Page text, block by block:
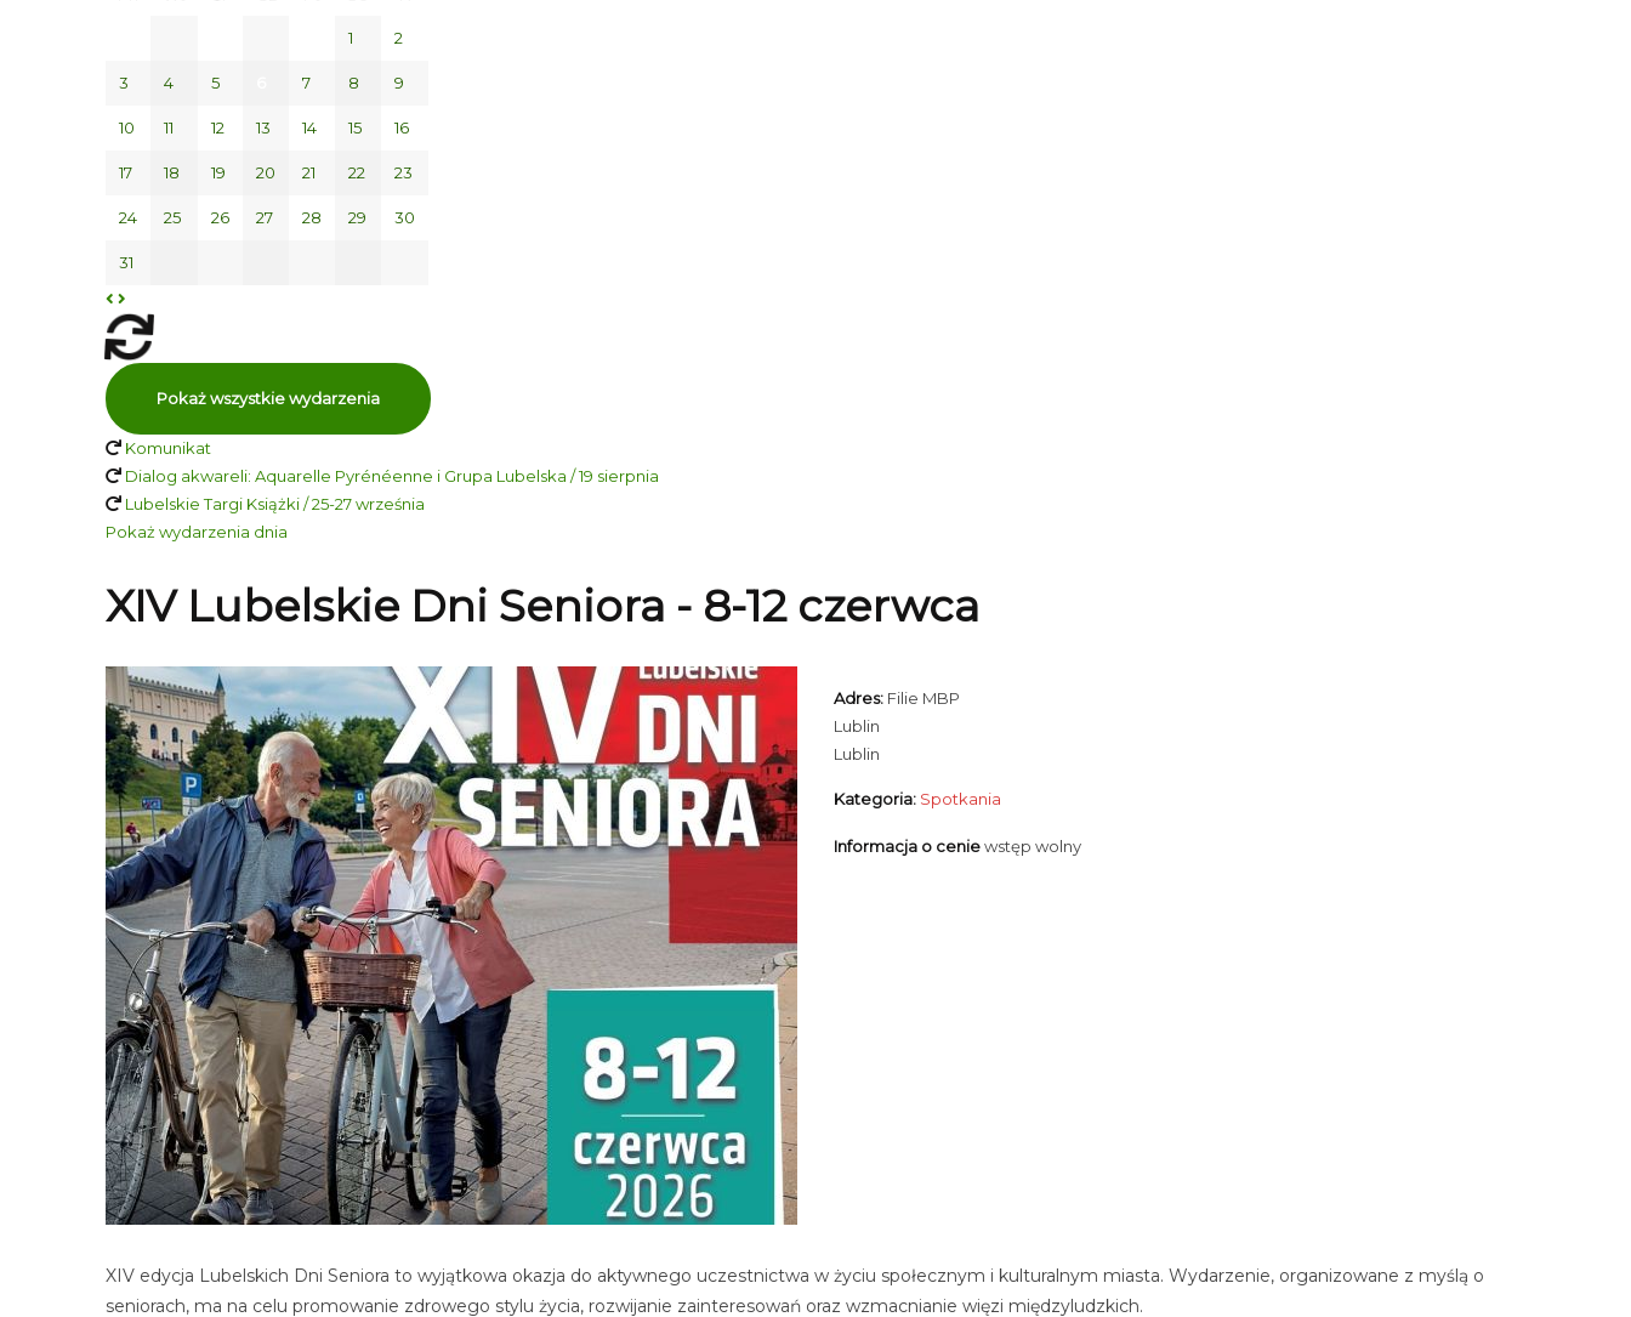
1 2
3 4 5 7 8 9
10 11 12 13 14 15 16
17 18 19 20 21 22 23
24 25 26 27 28 29 30
31
Pokaż wszystkie wydarzenia
Komunikat
Dialog akwareli: Aquarelle Pyrénéenne i Grupa Lubelska / 19 sierpnia
Lubelskie Targi Książki / 25-27 września
Pokaż wydarzenia dnia
XIV Lubelskie Dni Seniora - 8-12 czerwca
Adres: Filie MBP
Lublin
Lublin
Kategoria: Spotkania
Informacja o ceniewstęp wolny
XIV edycja Lubelskich Dni Seniora to wyjątkowa okazja do aktywnego uczestnictwa w życiu społecznym i kulturalnym miasta. Wydarzenie, organizowane z myślą o
seniorach, ma na celu promowanie zdrowego stylu życia, rozwijanie zainteresowań oraz wzmacnianie więzi międzyludzkich.